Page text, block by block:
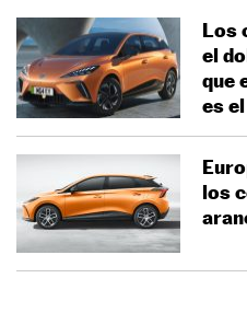
Los
el
que
es
los